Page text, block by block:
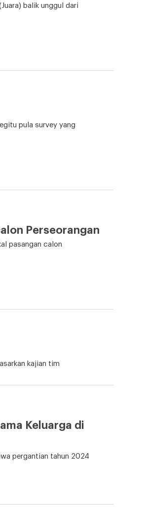
balik unggul dari
pula survey yang
Perseorangan
pasangan calon
kajian tim
Keluarga di
pergantian tahun 2024